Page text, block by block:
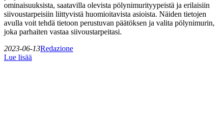
ominaisuuksista, saatavilla olevista pölynimurityypeistä ja erilaisiin
siivoustarpeisiin liittyvistä huomioitavista asioista. Näiden tietojen
avulla voit tehdä tietoon perustuvan päätöksen ja valita pölynimurin,
joka parhaiten vastaa siivoustarpeitasi.
2023-06-13Redazione
Lue lisää